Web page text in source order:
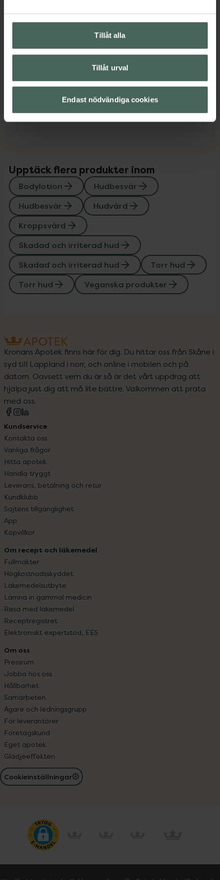
Tillåt alla
Tillåt urval
Endast nödvändiga cookies
Omdömen Visa
Innehåll Visa
Instruktioner Visa
Kontaktinfo tillverkare Visa
Upptäck flera produkter inom
Bodylotion
Hudbesvär
Hudbesvär
Hudvård
Kroppsvård
Skadad och irriterad hud
Skadad och irriterad hud
Torr hud
Torr hud
Veganska produkter
Kronans Apotek finns här för dig. Du hittar oss från Skåne i
syd till Lappland i norr, och online i mobilen och på
datorn. Oavsett vem du är så är det vårt uppdrag att
hjälpa just dig att må lite bättre. Välkommen att prata
med oss.
Kundservice
Kontakta oss
Vanliga frågor
Hitta apotek
Handla tryggt
Leverans, betalning och retur
Kundklubb
Sajtens tillgänglighet
App
Köpvillkor
Om recept och läkemedel
Fullmakter
Högkostnadsskyddet
Läkemedelsutbyte
Lämna in gammal medicin
Resa med läkemedel
Receptregistret
Elektroniskt expertstöd, EES
Om oss
Pressrum
Jobba hos oss
Hållbarhet
Samarbeten
Ägare och ledningsgrupp
För leverantörer
Företagskund
Eget apotek
Glädjeeffekten
Cookieinställningar